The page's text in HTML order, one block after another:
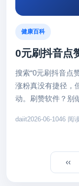
健康百科
0元刷抖音点
搜索“0元刷抖音点
涨粉真没有捷径
动。刷赞软件？别
daiit2026-06-1046 阅
‹‹